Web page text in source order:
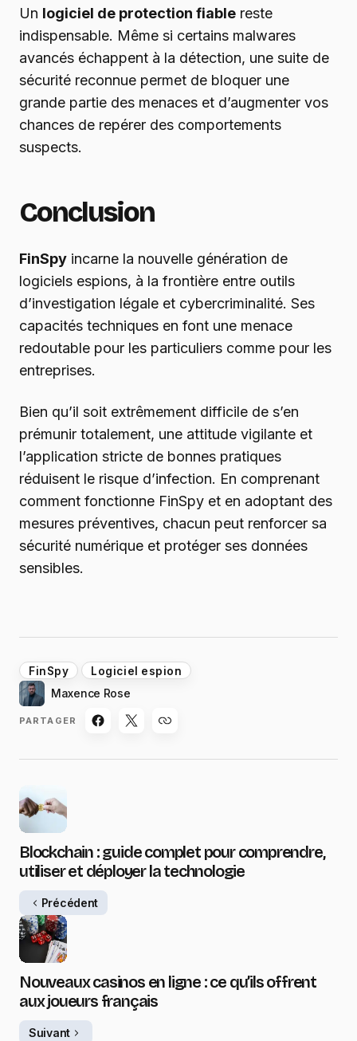
Un logiciel de protection fiable reste
indispensable. Même si certains malwares
avancés échappent à la détection, une suite de
sécurité reconnue permet de bloquer une
grande partie des menaces et d’augmenter vos
chances de repérer des comportements
suspects.
Conclusion
FinSpy incarne la nouvelle génération de
logiciels espions, à la frontière entre outils
d’investigation légale et cybercriminalité. Ses
capacités techniques en font une menace
redoutable pour les particuliers comme pour les
entreprises.
Bien qu’il soit extrêmement difficile de s’en
prémunir totalement, une attitude vigilante et
l’application stricte de bonnes pratiques
réduisent le risque d’infection. En comprenant
comment fonctionne FinSpy et en adoptant des
mesures préventives, chacun peut renforcer sa
sécurité numérique et protéger ses données
sensibles.
FinSpy Logiciel espion
Maxence Rose
PARTAGER
Blockchain : guide complet pour comprendre,
utiliser et déployer la technologie
Précédent
Nouveaux casinos en ligne : ce qu’ils offrent
aux joueurs français
Suivant